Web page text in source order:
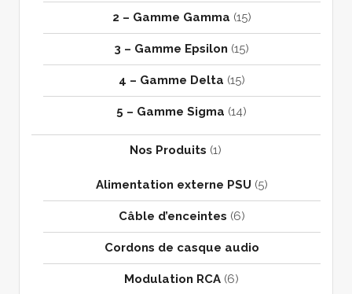
2 – Gamme Gamma (15)
3 – Gamme Epsilon (15)
4 – Gamme Delta (15)
5 – Gamme Sigma (14)
Nos Produits (1)
Alimentation externe PSU (5)
Câble d’enceintes (6)
Cordons de casque audio
Modulation RCA (6)